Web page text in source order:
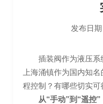
发布日期
插装阀作为液压系
上海涌镇作为国内知
程控制？有哪些切实可
从“手动”到“遥控